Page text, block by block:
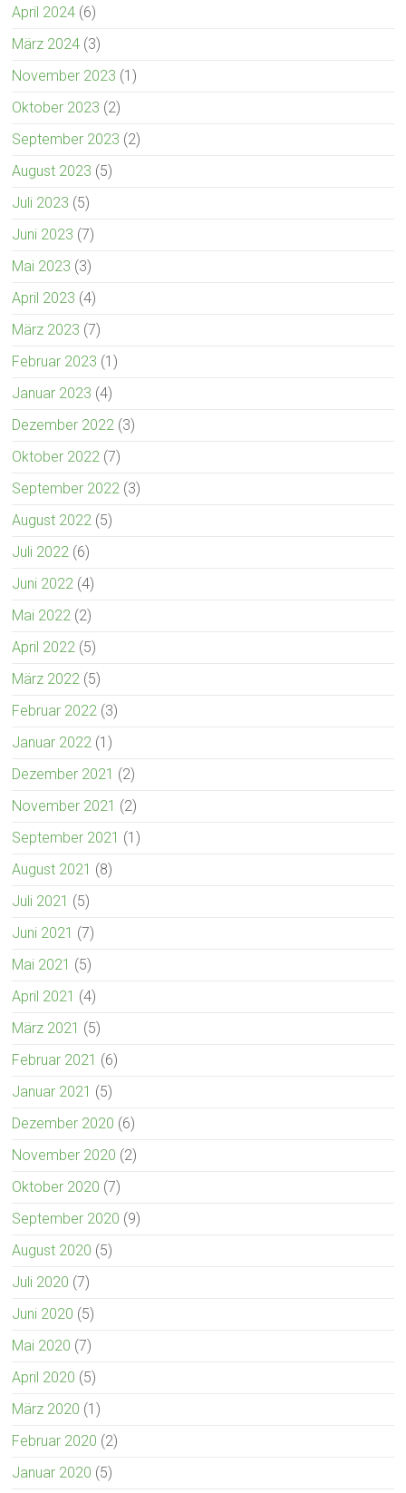
April 2024 (6)
März 2024 (3)
November 2023 (1)
Oktober 2023 (2)
September 2023 (2)
August 2023 (5)
Juli 2023 (5)
Juni 2023 (7)
Mai 2023 (3)
April 2023 (4)
März 2023 (7)
Februar 2023 (1)
Januar 2023 (4)
Dezember 2022 (3)
Oktober 2022 (7)
September 2022 (3)
August 2022 (5)
Juli 2022 (6)
Juni 2022 (4)
Mai 2022 (2)
April 2022 (5)
März 2022 (5)
Februar 2022 (3)
Januar 2022 (1)
Dezember 2021 (2)
November 2021 (2)
September 2021 (1)
August 2021 (8)
Juli 2021 (5)
Juni 2021 (7)
Mai 2021 (5)
April 2021 (4)
März 2021 (5)
Februar 2021 (6)
Januar 2021 (5)
Dezember 2020 (6)
November 2020 (2)
Oktober 2020 (7)
September 2020 (9)
August 2020 (5)
Juli 2020 (7)
Juni 2020 (5)
Mai 2020 (7)
April 2020 (5)
März 2020 (1)
Februar 2020 (2)
Januar 2020 (5)